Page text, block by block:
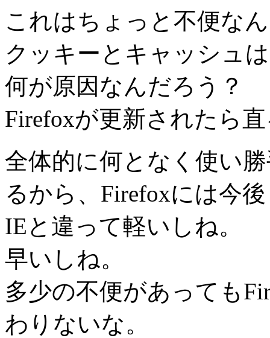
これはちょっと不便な
クッキーとキャッシュ
何が原因なんだろう？
Firefoxが更新されたら
全体的に何となく使い
るから、Firefoxには今
IEと違って軽いしね。
早いしね。
多少の不便があっても
わりないな。